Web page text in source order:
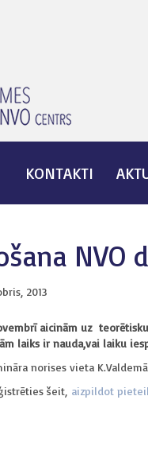
KONTAKTI
NVO
2013
aicinām uz
laiks ir nauda,vai laiku
norises vieta
šeit, aizpildot